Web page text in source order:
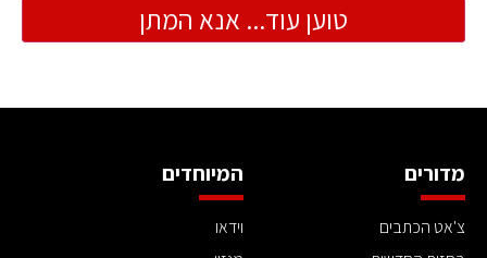
טוען עוד... אנא המתן
מדורים
צ'אט הכתבים
המיוחדים
וידאו